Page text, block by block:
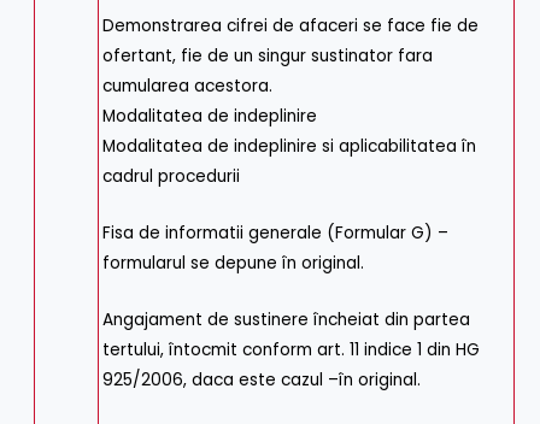
Demonstrarea cifrei de afaceri se face fie de
ofertant, fie de un singur sustinator fara
cumularea acestora.
Modalitatea de indeplinire
Modalitatea de indeplinire si aplicabilitatea în
cadrul procedurii
Fisa de informatii generale (Formular G) –
formularul se depune în original.
Angajament de sustinere încheiat din partea
tertului, întocmit conform art. 11 indice 1 din HG
925/2006, daca este cazul –în original.